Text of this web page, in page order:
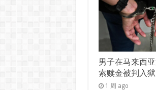
男子在马来西
索赎金被判入
1 周 ago